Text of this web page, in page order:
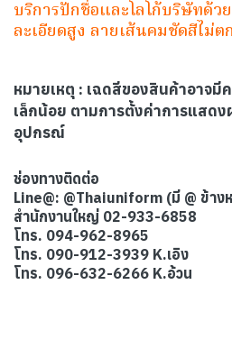
บริการปักชื่อและโลโก้บริษัทด้ว
ละเอียดสูง ลายเส้นคมชัดสีไม่
หมายเหตุ : เฉดสีของสินค้าอาจมี
เล็กน้อย ตามการตั้งค่าการแสด
อุปกรณ์
ช่องทางติดต่อ
Line@: @Thaiuniform (มี @ ข้าง
สำนักงานใหญ่ 02-933-6858
โทร. 094-962-8965
โทร. 090-912-3939 K.เอิง
โทร. 096-632-6266 K.อ้วน